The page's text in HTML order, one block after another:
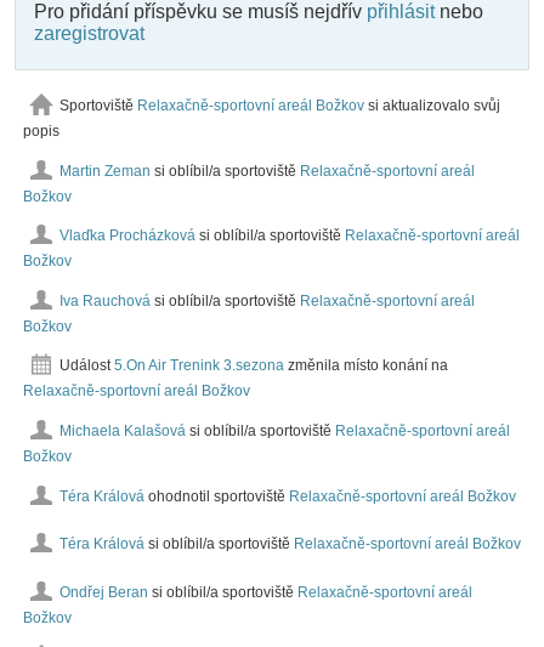
Pro přidání příspěvku se musíš nejdřív přihlásitnebo
zaregistrovat
Sportoviště Relaxačně-sportovní areál Božkov si aktualizovalo svůj
popis
Martin Zeman si oblíbil/a sportoviště Relaxačně-sportovní areál
Božkov
Vlaďka Procházková si oblíbil/a sportoviště Relaxačně-sportovní areál
Božkov
Iva Rauchová si oblíbil/a sportoviště Relaxačně-sportovní areál
Božkov
Událost5.On Air Trenink 3.sezona změnila místo konání na
Relaxačně-sportovní areál Božkov
Michaela Kalašová si oblíbil/a sportoviště Relaxačně-sportovní areál
Božkov
Téra Králová ohodnotil sportoviště Relaxačně-sportovní areál Božkov
Téra Králová si oblíbil/a sportoviště Relaxačně-sportovní areál Božkov
Ondřej Beran si oblíbil/a sportoviště Relaxačně-sportovní areál
Božkov